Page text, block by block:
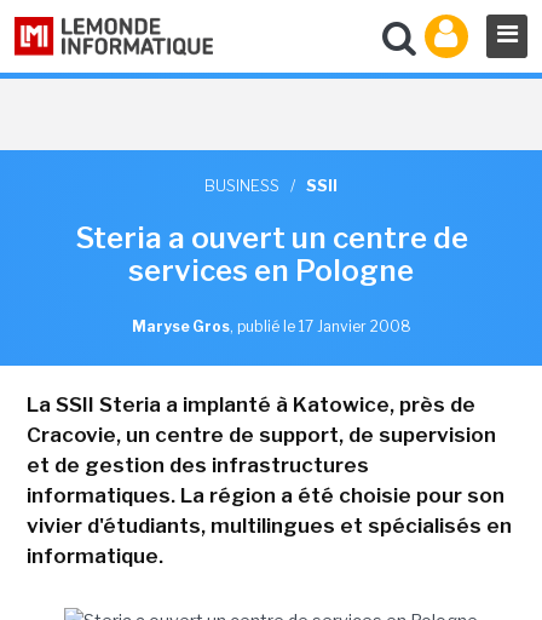
BUSINESS / SSII
Steria a ouvert un centre de
services en Pologne
Maryse Gros, publié le 17 Janvier 2008
La SSII Steria a implanté à Katowice, près de
Cracovie, un centre de support, de supervision
et de gestion des infrastructures
informatiques. La région a été choisie pour son
vivier d'étudiants, multilingues et spécialisés en
informatique.